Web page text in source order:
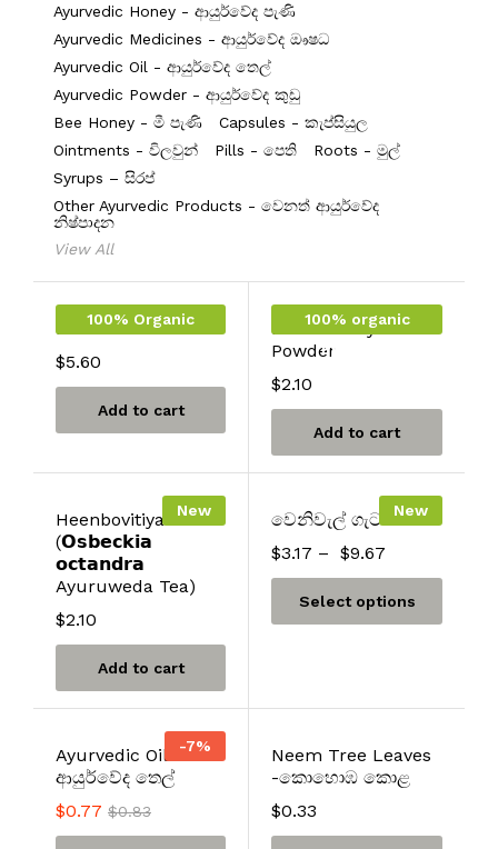
Ayurvedic Honey - ආයුර්වේද පැණි
Ayurvedic Medicines - ආයුර්වේද ඖෂධ
Ayurvedic Oil - ආයුර්වේද තෙල්
Ayurvedic Powder - ආයුර්වේද කුඩු
Bee Honey - මී පැණි
Capsules - කැප්සියුල
Ointments - විලවුන්
Pills - පෙති
Roots - මුල්
Syrups – සිරප්
Other Ayurvedic Products - වෙනත් ආයුර්වේද
නිෂ්පාදන
View All
100% Organic
MORINGA POWDER
$5.60
Add to cart
100% organic
Products
Heen Bovitiya
Powder
$2.10
Add to cart
New
Heenbovitiya Tea
(𝗢𝘀𝗯𝗲𝗰𝗸𝗶𝗮
𝗼𝗰𝘁𝗮𝗻𝗱𝗿𝗮
Ayuruweda Tea)
$2.10
Add to cart
New
වෙනිවැල් ගැට
$3.17 – $9.67
Select options
-7%
Ayurvedic Oil –
ආයුර්වේද තෙල්
$0.77 $0.83
Neem Tree Leaves
-කොහොඹ කොළ
$0.33